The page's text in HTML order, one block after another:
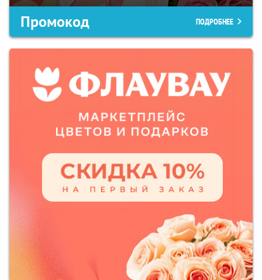
Промокод ПОДРОБНЕЕ